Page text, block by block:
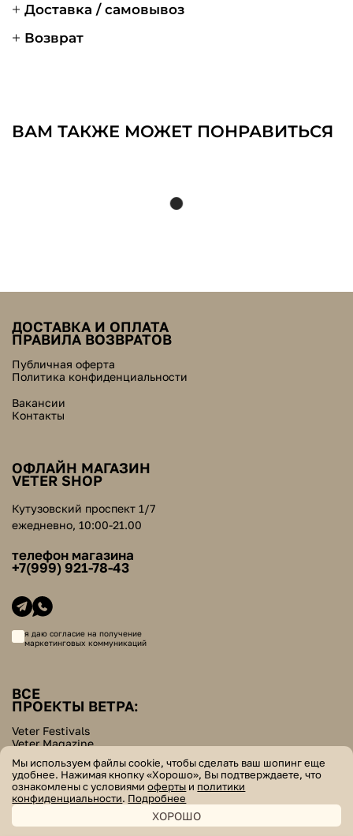
Доставка / самовывоз
Возврат
ВАМ ТАКЖЕ МОЖЕТ ПОНРАВИТЬСЯ
ДОСТАВКА И ОПЛАТА
ПРАВИЛА ВОЗВРАТОВ
Публичная оферта
Политика конфиденциальности
Вакансии
Контакты
ОФЛАЙН МАГАЗИН
VETER SHOP
Кутузовский проспект 1/7
ежедневно, 10:00-21.00
телефон магазина
+7(999) 921-78-43
я даю согласие на получение
маркетинговых коммуникаций
ВСЕ
ПРОЕКТЫ ВЕТРА:
Veter Festivals
Veter Magazine
Helpers Bazar
© veter. все права защищены
Мы используем файлы cookie, чтобы сделать ваш шопинг еще
удобнее. Нажимая кнопку «Хорошо», Вы подтверждаете, что
ознакомлены с условиямиоферты и политики
конфиденциальности. Подробнее
ХОРОШО